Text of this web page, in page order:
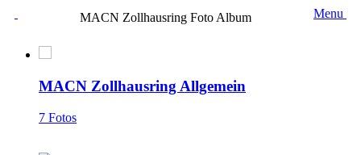
MACN Zollhausring Foto Album Menu
MACN Zollhausring Allgemein
7 Fotos